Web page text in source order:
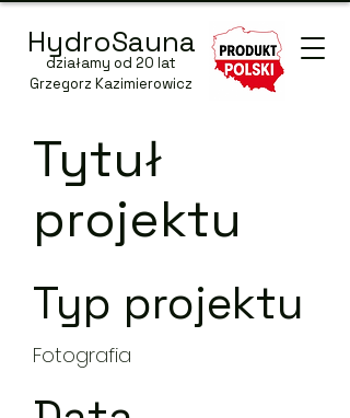
HydroSauna
działamy od 20 lat
Grzegorz Kazimierowicz
Tytuł
projektu
Typ projektu
Fotografia